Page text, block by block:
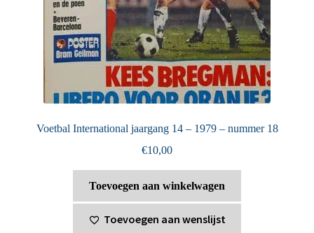
Voetbal International jaargang 14 – 1979 – nummer 18
€10,00
Toevoegen aan winkelwagen
Toevoegen aan wenslijst